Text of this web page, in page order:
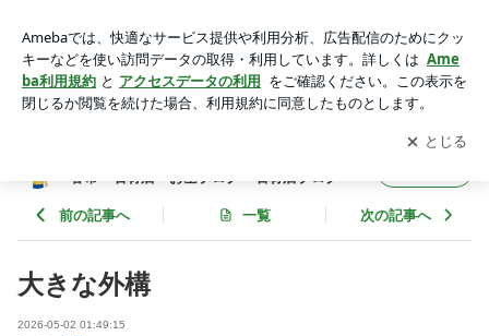
市 石材店・お墓ブログ 石材店ブログ
アプリをダウンロードして ブログの更新通知
を受け取りまし
ょう。
開く
谷市 石材店・お墓ブログ 石材店ブログ
前の記事へ 一覧 次の記事へ
大きな外構
2026-05-02 01:49:15